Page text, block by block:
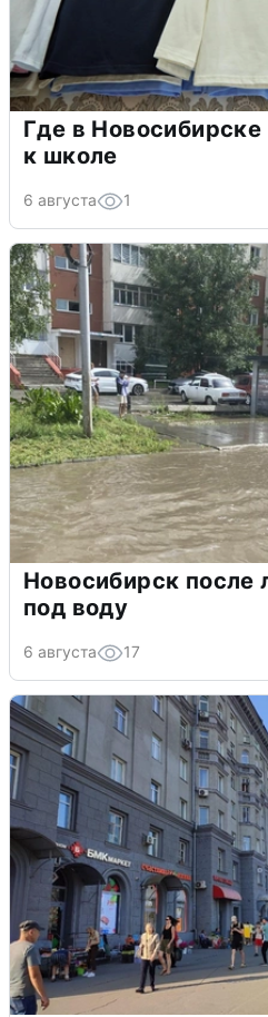
Где в
к школе
6 августа 1
Новосибирск
под воду
6 августа 17